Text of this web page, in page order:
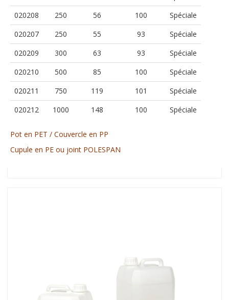
020208
250 56 100
Spéciale
020207
250 55 93
Spéciale
020209
300 63 93
Spéciale
020210
500 85 100
Spéciale
020211
750 119 101
Spéciale
020212
1000 148 100 Spéciale
Pot en PET / Couvercle en PP
Cupule en PE ou joint POLESPAN